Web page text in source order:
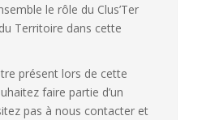
le rôle du Clus’Ter
Territoire dans cette
présent lors de cette
faire partie d’un
pas à nous contacter et